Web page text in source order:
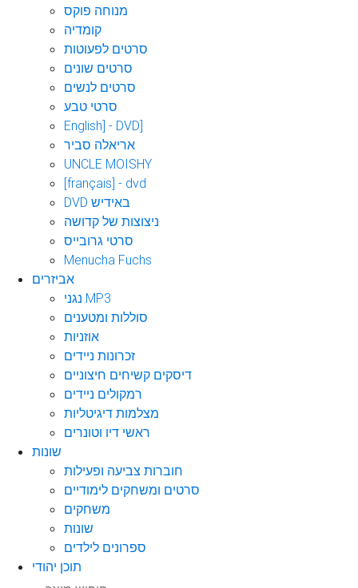
מנוחה פוקס
קומדיה
סרטים לפעוטות
סרטים שונים
סרטים לנשים
סרטי טבע
English] - DVD]
אריאלה סביר
UNCLE MOISHY
[français] - dvd
DVD באידיש
ניצוצות של קדושה
סרטי גרובייס
Menucha Fuchs
אביזרים
נגני MP3
סוללות ומטענים
אוזניות
זכרונות ניידים
דיסקים קשיחים חיצוניים
רמקולים ניידים
מצלמות דיגיטליות
ראשי דיו וטונרים
שונות
חוברות צביעה ופעילות
סרטים ומשחקים לימודיים
משחקים
שונות
ספרונים לילדים
תוכן יהודי